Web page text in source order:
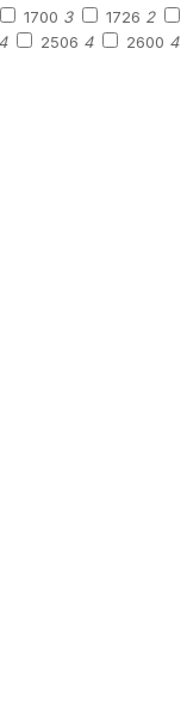
1700 3 1726 2
4 2506 4 2600 4